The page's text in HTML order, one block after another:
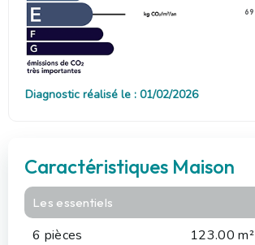
69
Diagnostic réalisé le : 01/02/2026
Caractéristiques Maison
Les essentiels
6 pièces
123.00 m²